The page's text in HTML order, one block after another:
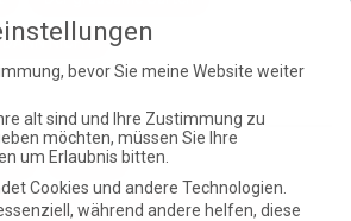
NICHT
DIE ELF
ist vorbei Europa im Kopf
bevor Sie meine Website weiter
alt sind und Ihre Zustimmung zu
möchten, müssen Sie Ihre
um Erlaubnis bitten.
Cookies und andere Technologien.
während andere helfen, diese